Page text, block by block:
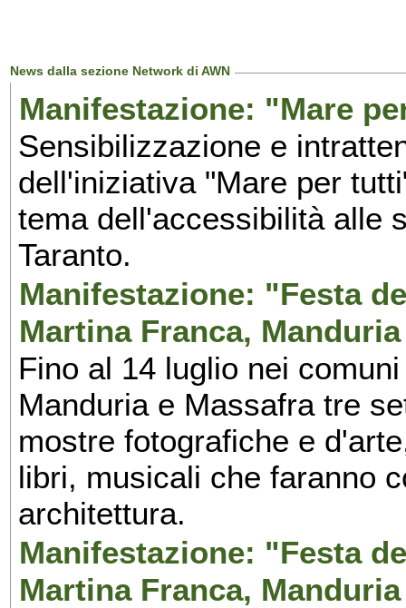
News dalla sezione Network di AWN
Manifestazione: "Mare
Sensibilizzazione e
dell'iniziativa "Mare per
tema dell'accessibilità alle
Taranto.
Manifestazione: "Festa
Martina Franca,
Fino al 14 luglio nei
Manduria e Massafra tre
mostre fotografiche e
libri, musicali che faranno
architettura.
Manifestazione: "Festa
Martina Franca,